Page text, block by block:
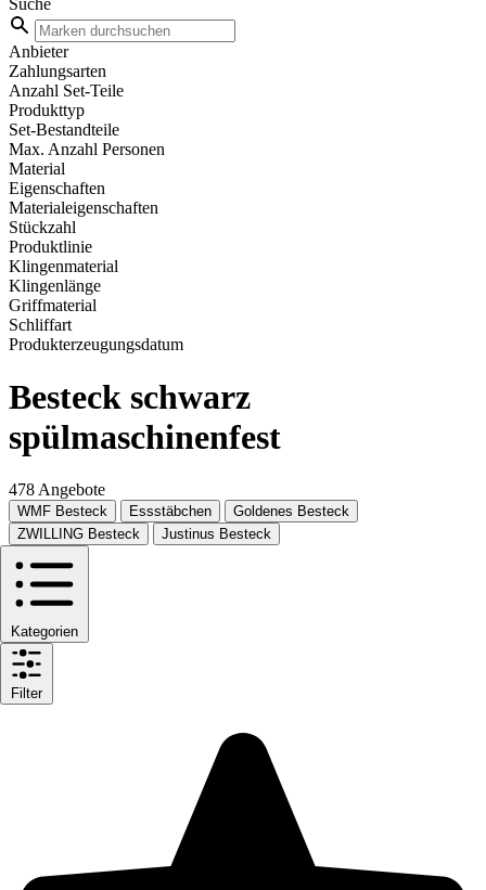
Anbieter
Zahlungsarten
Anzahl Set-Teile
Produkttyp
Set-Bestandteile
Max. Anzahl Personen
Material
Eigenschaften
Materialeigenschaften
Stückzahl
Produktlinie
Klingenmaterial
Klingenlänge
Griffmaterial
Schliffart
Produkterzeugungsdatum
Besteck schwarz
spülmaschinenfest
478 Angebote
WMF Besteck Essstäbchen
Goldenes Besteck
ZWILLING Besteck
Justinus Besteck
Kategorien
Filter